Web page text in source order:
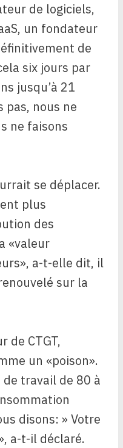
de logiciels,
un fondateur
de
six jours par
jusqu’à 21
pas, nous ne
ne faisons
se déplacer.
plus
des
«valeur
a-t-elle dit, il
sur la
de CTGT,
un «poison».
travail de 80 à
disons: » Votre
a-t-il déclaré.